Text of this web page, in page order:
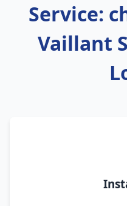
Service:
Vaillant